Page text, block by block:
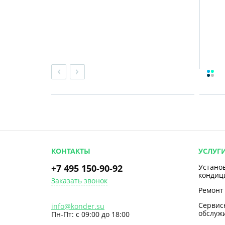
КОНТАКТЫ
+7 495 150-90-92
Заказать звонок
info@konder.su
Пн-Пт: с 09:00 до 18:00